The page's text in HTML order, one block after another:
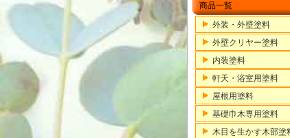
商品一覧
外装・外壁塗料
外壁クリヤー塗料
内装塗料
軒天・浴室用塗料
屋根用塗料
基礎巾木専用塗料
木目を生かす木部塗